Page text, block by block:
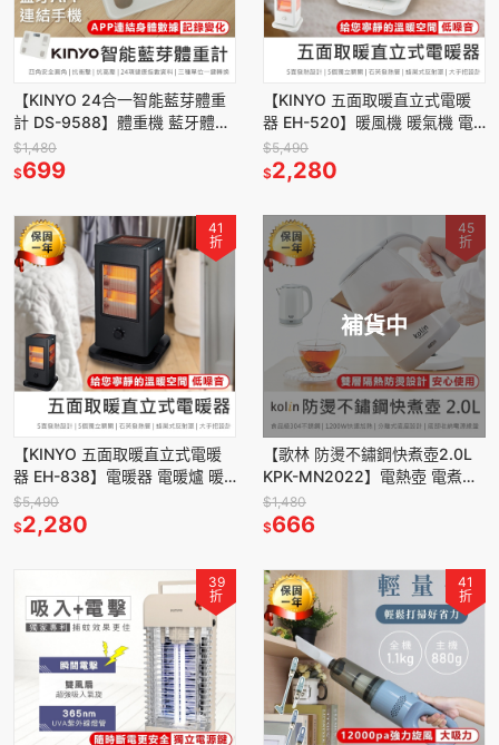
【KINYO 24合一智能藍芽體重
計 DS-9588】體重機 藍牙體重
計 體重計 電子體重機 電子體重
秤 電子秤 體重秤
$1,480
$699
【KINYO 五面取暖直立式電暖
器 EH-520】暖風機 暖氣機 電
暖爐 石英加熱管 暖爐 暖器 電暖
器 六段定時
$5,490
$2,280
41
折
【KINYO 五面取暖直立式電暖
器 EH-838】電暖器 電暖爐 暖
風扇 電暖扇 辦公室 露營 暖器
暖氣機 暖風機
$5,490
$2,280
補貨中
45
折
【歌林 防燙不鏽鋼快煮壺2.0L
KPK-MN2022】電熱壺 電煮壺
電茶壺 電水壺 煮水壺 304不鏽
鋼 熱水壺
$1,480
$666
39
折
41
折